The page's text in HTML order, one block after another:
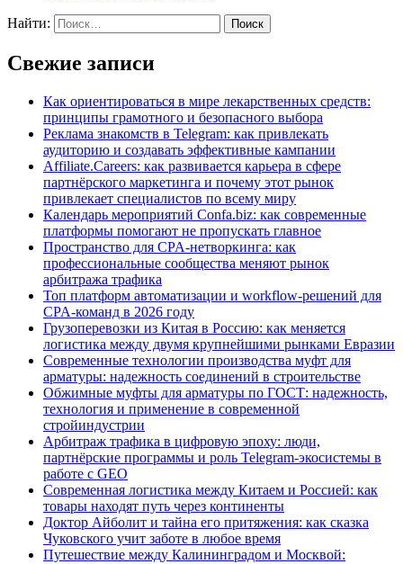
Найти:
Свежие записи
Как ориентироваться в мире лекарственных средств:
принципы грамотного и безопасного выбора
Реклама знакомств в Telegram: как привлекать
аудиторию и создавать эффективные кампании
Affiliate.Careers: как развивается карьера в сфере
партнёрского маркетинга и почему этот рынок
привлекает специалистов по всему миру
Календарь мероприятий Confa.biz: как современные
платформы помогают не пропускать главное
Пространство для CPA-нетворкинга: как
профессиональные сообщества меняют рынок
арбитража трафика
Топ платформ автоматизации и workflow-решений для
CPA-команд в 2026 году
Грузоперевозки из Китая в Россию: как меняется
логистика между двумя крупнейшими рынками Евразии
Современные технологии производства муфт для
арматуры: надежность соединений в строительстве
Обжимные муфты для арматуры по ГОСТ: надежность,
технология и применение в современной
стройиндустрии
Арбитраж трафика в цифровую эпоху: люди,
партнёрские программы и роль Telegram-экосистемы в
работе с GEO
Современная логистика между Китаем и Россией: как
товары находят путь через континенты
Доктор Айболит и тайна его притяжения: как сказка
Чуковского учит заботе в любое время
Путешествие между Калининградом и Москвой: